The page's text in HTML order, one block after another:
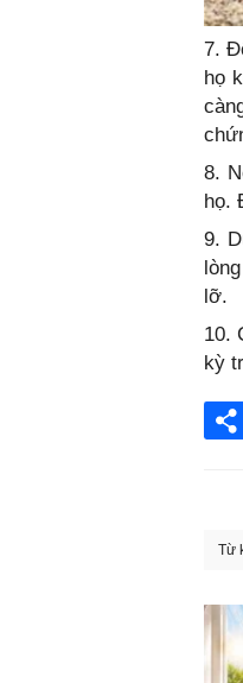
7.
họ
8.
họ.
9.
lỡ.
10.
kỳ
Từ